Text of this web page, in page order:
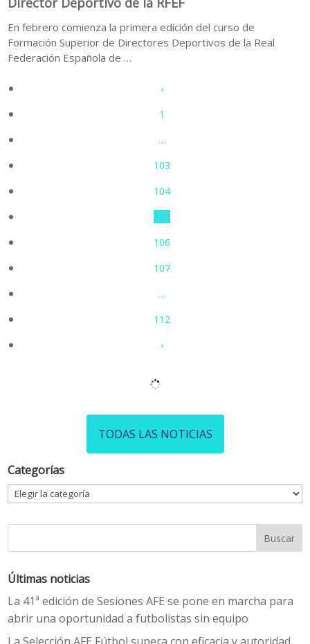
En febrero comienza la primera edición del curso de
Formación Superior de Directores Deportivos de la Real
Federación Española de …
‹
1
…
103
104
106
107
…
112
›
TODAS LAS NOTICIAS
Categorías
Categorías
Últimas noticias
La 41ª edición de Sesiones AFE se pone en marcha para
abrir una oportunidad a futbolistas sin equipo